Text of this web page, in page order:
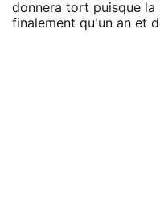
donnera tort puisque
finalement qu'un an et